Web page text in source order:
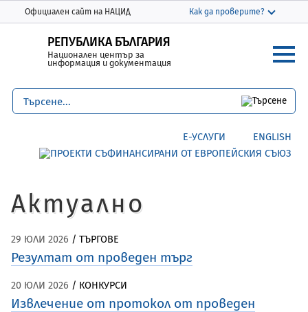
Моля,
обърнете
внимание:
включва
система
THIS SITE IN ENGLISH
Официален сайт на НАЦИД Как да проверите?
Домейнът nacid.bg принадлежи на
Националния център за информация и
Защитените уебсайтове използват HTTPS
се свързали безопасно с уебсайта nacid.bg
Споделяйте чувствителна информация
РЕПУБЛИКА БЪЛГАРИЯ
Национален център за
информация и документация
Е-УСЛУГИ ENGLISH
Актуално
29 ЮЛИ 2026 / ТЪРГОВЕ
Резултат от проведен търг
20 ЮЛИ 2026 / КОНКУРСИ
Извлечение от протокол от проведен